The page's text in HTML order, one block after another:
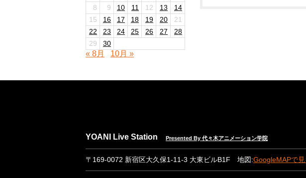
8
9 10 11 12 13
14
15
16 17 18 19 20
21
22
23 24 25 26 27
28
29
30
« 8月 10月 »
YOANI Live Station Presented By 代々木アニメーション学院
〒169-0072 新宿区大久保1-11-3 大東ビルB1F 地図:GoogleMAPで見